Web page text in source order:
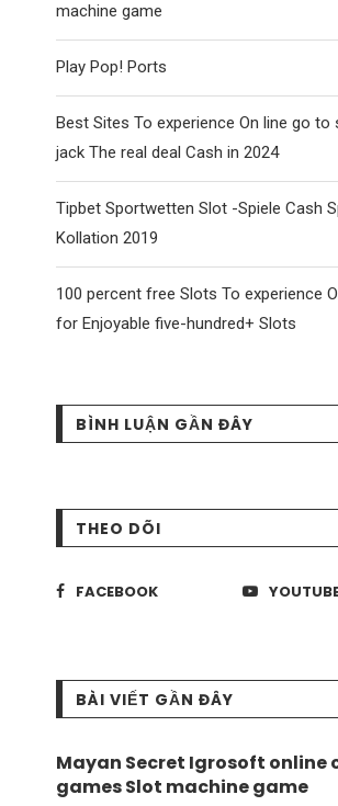
machine game
Play Pop! Ports
Best Sites To experience On line go to
jack The real deal Cash in 2024
Tipbet Sportwetten Slot -Spiele Cash
Kollation 2019
100 percent free Slots To experience
for Enjoyable five-hundred+ Slots
BÌNH LUẬN GẦN ĐÂY
THEO DÕI
FACEBOOK
BÀI VIẾT GẦN ĐÂY
Mayan Secret Igrosoft online
games Slot machine game